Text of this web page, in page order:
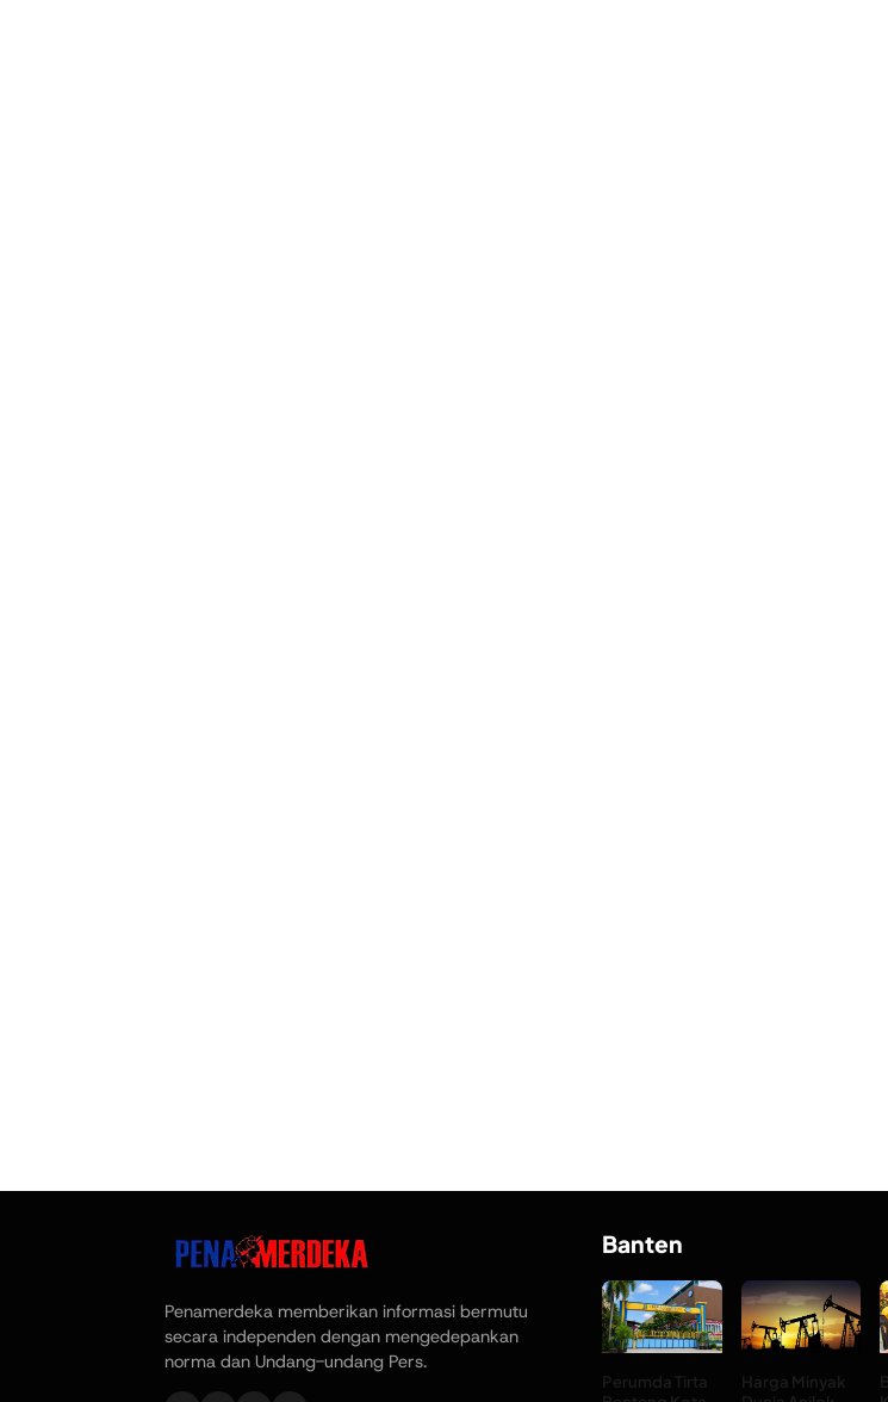
Penamerdeka memberikan informasi bermutu
secara independen dengan mengedepankan
norma dan Undang-undang Pers.
Banten
Perumda Tirta
Harga Minyak